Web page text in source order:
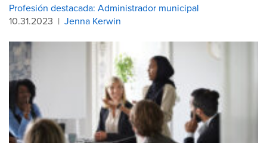
Profesión destacada: Administrador municipal
10.31.2023 | Jenna Kerwin